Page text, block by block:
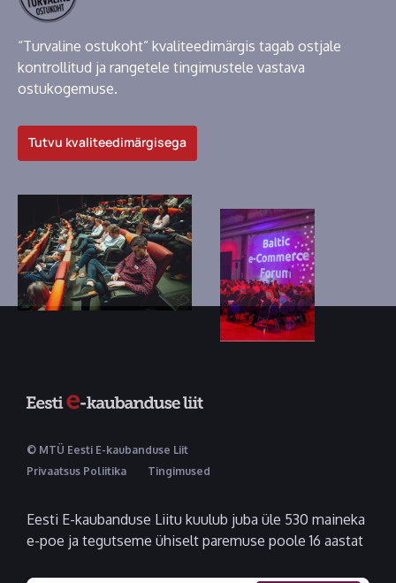
“Turvaline ostukoht” kvaliteedimärgis tagab ostjale
kontrollitud ja rangetele tingimustele vastava
ostukogemuse.
Tutvu kvaliteedimärgisega
© MTÜ Eesti E-kaubanduse Liit
Privaatsus Poliitika
Tingimused
Eesti E-kaubanduse Liitu kuulub juba üle 530 maineka
e-poe ja tegutseme ühiselt paremuse poole 16 aastat